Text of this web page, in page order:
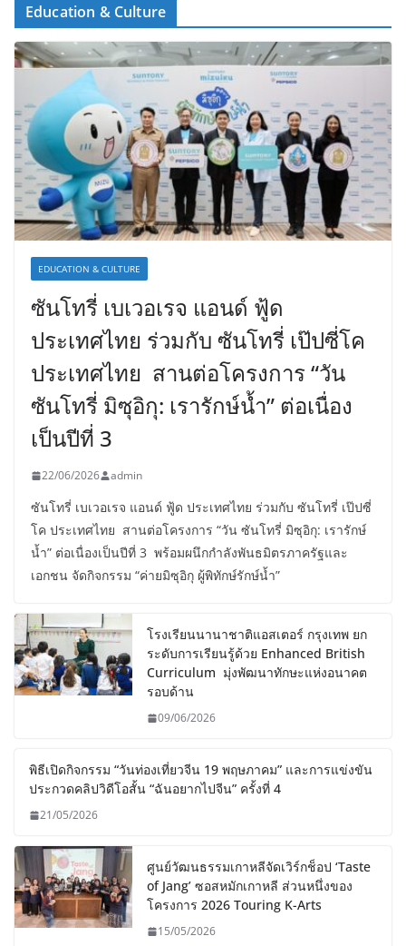
Education & Culture
EDUCATION & CULTURE
ซันโทรี่ เบเวอเรจ แอนด์ ฟู้ด
ประเทศไทย ร่วมกับ ซันโทรี่ เป๊ปซี่โค
ประเทศไทย สานต่อโครงการ “วัน
ซันโทรี่ มิซุอิกุ: เรารักษ์น้ำ” ต่อเนื่อง
เป็นปีที่ 3
22/06/2026 admin
ซันโทรี่ เบเวอเรจ แอนด์ ฟู้ด ประเทศไทย ร่วมกับ ซันโทรี่ เป๊ปซี่
โค ประเทศไทย สานต่อโครงการ “วัน ซันโทรี่ มิซุอิกุ: เรารักษ์
น้ำ” ต่อเนื่องเป็นปีที่ 3 พร้อมผนึกกำลังพันธมิตรภาครัฐและ
เอกชน จัดกิจกรรม “ค่ายมิซุอิกุ ผู้พิทักษ์รักษ์น้ำ”
โรงเรียนนานาชาติแอสเตอร์ กรุงเทพ ยก
ระดับการเรียนรู้ด้วย Enhanced British
Curriculum มุ่งพัฒนาทักษะแห่งอนาคต
รอบด้าน
09/06/2026
พิธีเปิดกิจกรรม “วันท่องเที่ยวจีน 19
พฤษภาคม” และการแข่งขันประกวดคลิป
ศูนย์วัฒนธรรมเกาหลีจัดเวิร์กช็อป ‘Taste
of Jang’ ซอสหมักเกาหลี ส่วนหนึ่งของ
โครงการ 2026 Touring K-Arts